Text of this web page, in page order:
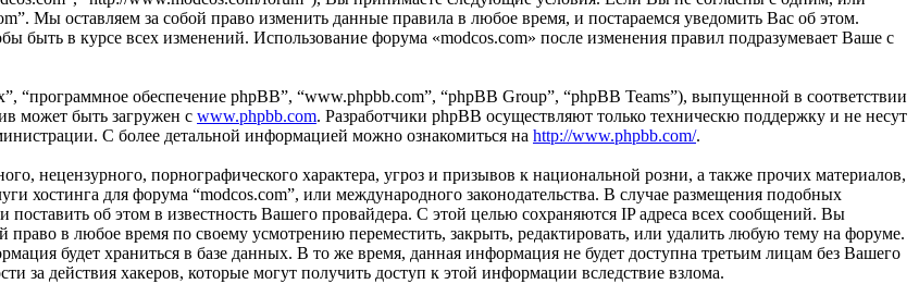
Мы оставляем за собой право изменить данные правила в любое время, и постараемся уведомить Вас об этом.
быть в курсе всех изменений. Использование форума «modcos.com» после изменения правил подразумевает Ваше с
обеспечение phpBB”, “www.phpbb.com”, “phpBB Group”, “phpBB Teams”), выпущенной в соответствии
может быть загружен с www.phpbb.com. Разработчики phpBB осуществляют только техническю поддержку и не несут
С более детальной информацией можно ознакомиться на http://www.phpbb.com/.
нецензурного, порнографического характера, угроз и призывов к национальной розни, а также прочих материалов,
хостинга для форума “modcos.com”, или международного законодательства. В случае размещения подобных
об этом в известность Вашего провайдера. С этой целью сохраняются IP адреса всех сообщений. Вы
право в любое время по своему усмотрению переместить, закрыть, редактировать, или удалить любую тему на форуме.
будет храниться в базе данных. В то же время, данная информация не будет доступна третьим лицам без Вашего
за действия хакеров, которые могут получить доступ к этой информации вследствие взлома.